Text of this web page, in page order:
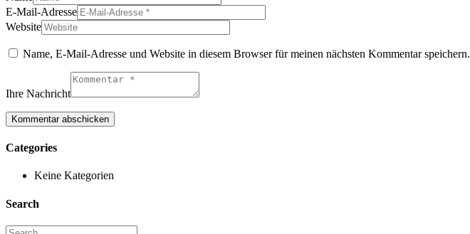
E-Mail-Adresse
Website
Name, E-Mail-Adresse und Website in diesem Browser für meinen nächsten Kommentar speichern.
Ihre Nachricht
Categories
Keine Kategorien
Search